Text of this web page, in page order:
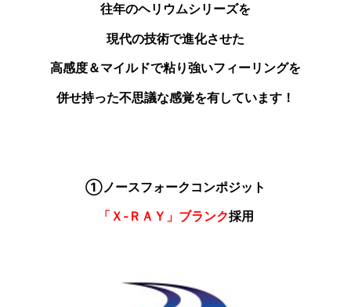
往年のヘリウムシリーズを
現代の技術で進化させた
高感度＆マイルドで粘り強いフィーリングを
併せ持った不思議な感覚を有しています！
①ノースフォークコンポジット
「Ｘ‐ＲＡＹ」ブランク採用